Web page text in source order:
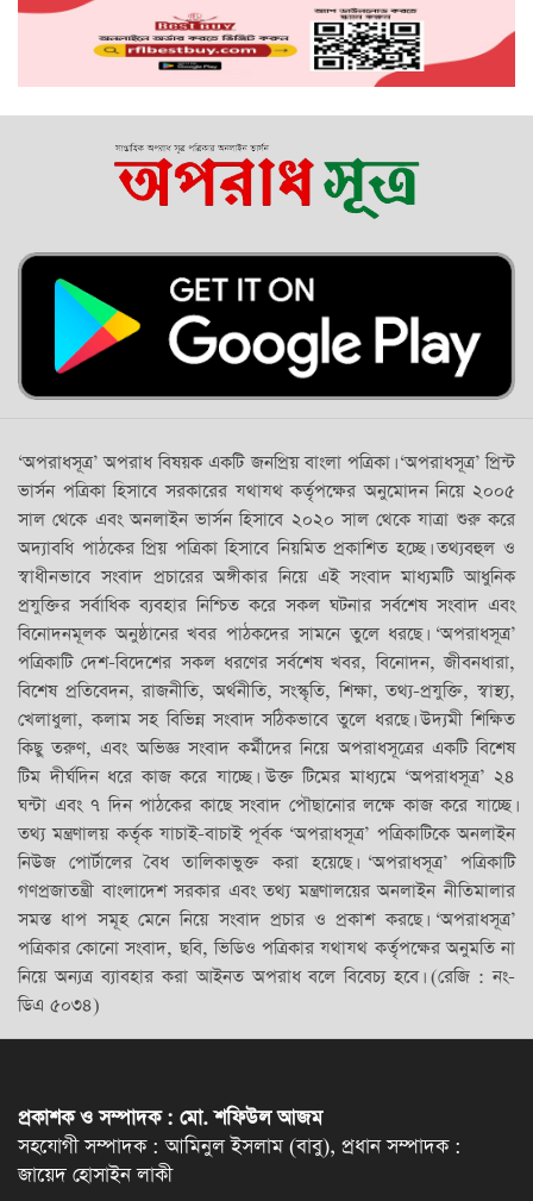
‘অপরাধসূত্র’ অপরাধ বিষয়ক একটি জনপ্রিয় বাংলা পত্রিকা। ‘অপরাধসূত্র’ প্রিন্ট
ভার্সন পত্রিকা হিসাবে সরকারের যথাযথ কর্তৃপক্ষের অনুমোদন নিয়ে ২০০৫
সাল থেকে এবং অনলাইন ভার্সন হিসাবে ২০২০ সাল থেকে যাত্রা শুরু করে
অদ্যাবধি পাঠকের প্রিয় পত্রিকা হিসাবে নিয়মিত প্রকাশিত হচ্ছে। তথ্যবহুল ও
স্বাধীনভাবে সংবাদ প্রচারের অঙ্গীকার নিয়ে এই সংবাদ মাধ্যমটি আধুনিক
প্রযুক্তির সর্বাধিক ব্যবহার নিশ্চিত করে সকল ঘটনার সর্বশেষ সংবাদ এবং
বিনোদনমূলক অনুষ্ঠানের খবর পাঠকদের সামনে তুলে ধরছে। ‘অপরাধসূত্র’
পত্রিকাটি দেশ-বিদেশের সকল ধরণের সর্বশেষ খবর, বিনোদন, জীবনধারা,
বিশেষ প্রতিবেদন, রাজনীতি, অর্থনীতি, সংস্কৃতি, শিক্ষা, তথ্য-প্রযুক্তি, স্বাস্থ্য,
খেলাধুলা, কলাম সহ বিভিন্ন সংবাদ সঠিকভাবে তুলে ধরছে। উদ্যমী শিক্ষিত
কিছু তরুণ, এবং অভিজ্ঞ সংবাদ কর্মীদের নিয়ে অপরাধসূত্রের একটি বিশেষ
টিম দীর্ঘদিন ধরে কাজ করে যাচ্ছে। উক্ত টিমের মাধ্যমে ‘অপরাধসূত্র’ ২৪
ঘন্টা এবং ৭ দিন পাঠকের কাছে সংবাদ পৌছানোর লক্ষে কাজ করে যাচ্ছে।
তথ্য মন্ত্রণালয় কর্তৃক যাচাই-বাচাই পূর্বক ‘অপরাধসূত্র’ পত্রিকাটিকে অনলাইন
নিউজ পোর্টালের বৈধ তালিকাভুক্ত করা হয়েছে। ‘অপরাধসূত্র’ পত্রিকাটি
গণপ্রজাতন্ত্রী বাংলাদেশ সরকার এবং তথ্য মন্ত্রণালয়ের অনলাইন নীতিমালার
সমস্ত ধাপ সমূহ মেনে নিয়ে সংবাদ প্রচার ও প্রকাশ করছে। ‘অপরাধসূত্র’
পত্রিকার কোনো সংবাদ, ছবি, ভিডিও পত্রিকার যথাযথ কর্তৃপক্ষের অনুমতি না
নিয়ে অন্যত্র ব্যাবহার করা আইনত অপরাধ বলে বিবেচ্য হবে। (রেজি : নং-
ডিএ ৫০৩৪)
প্রকাশক ও সম্পাদক : মো. শফিউল আজম
সহযোগী সম্পাদক : আমিনুল ইসলাম (বাবু), প্রধান সম্পাদক :
জায়েদ হোসাইন লাকী